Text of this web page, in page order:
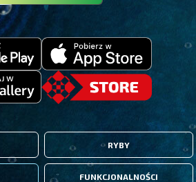
RYBY
FUNKCJONALNOŚCI